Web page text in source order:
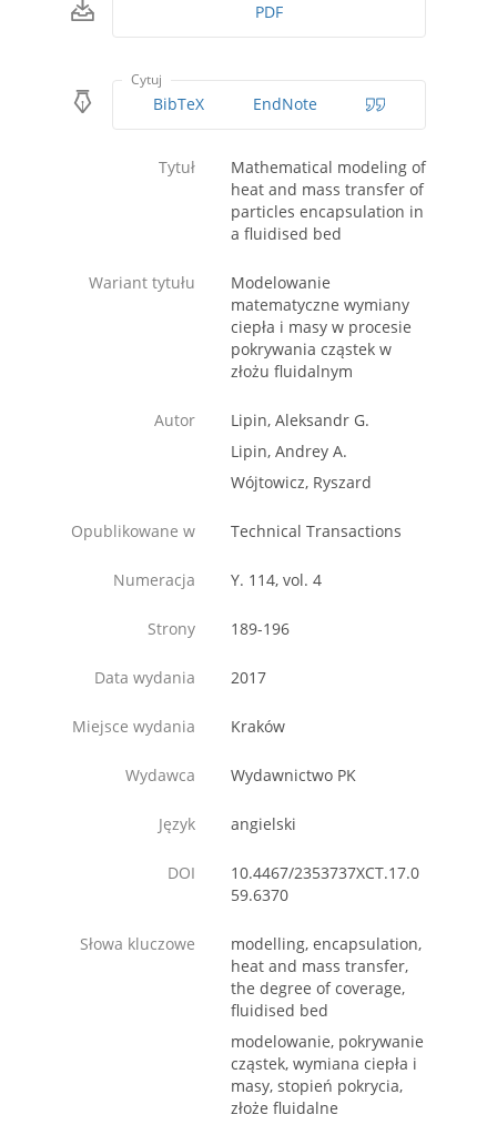
PDF
Cytuj
BibTeX EndNote
Tytuł
Mathematical modeling of
heat and mass transfer of
particles encapsulation in
a fluidised bed
Wariant tytułu
Modelowanie
matematyczne wymiany
ciepła i masy w procesie
pokrywania cząstek w
złożu fluidalnym
Autor
Lipin, Aleksandr G.
Lipin, Andrey A.
Wójtowicz, Ryszard
Opublikowane w Technical Transactions
Numeracja Y. 114, vol. 4
Strony 189-196
Data wydania 2017
Miejsce wydania Kraków
Wydawca Wydawnictwo PK
Język angielski
DOI
10.4467/2353737XCT.17.0
59.6370
Słowa kluczowe
modelling, encapsulation,
heat and mass transfer,
the degree of coverage,
fluidised bed
modelowanie, pokrywanie
cząstek, wymiana ciepła i
masy, stopień pokrycia,
złoże fluidalne